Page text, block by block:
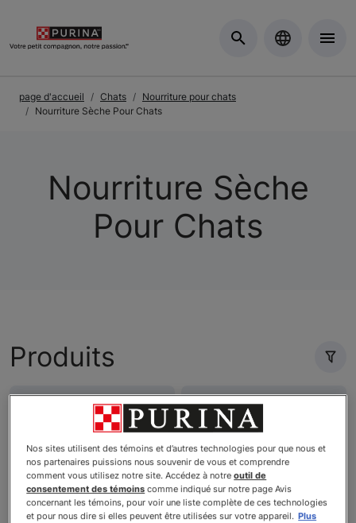
page d'accueil Chats
Nourriture pour chats
Nourriture Sèche Pour Chats
Nourriture Sèche
Pour Chats
Produits
Nouveau
Nos sites utilisent des témoins et d’autres technologies pour que nous et
nos partenaires puissions nous souvenir de vous et comprendre
comment vous utilisez notre site. Accédez à notreoutil de
consentement des témoins comme indiqué sur notre page Avis
concernant les témoins, pour voir une liste complète de ces technologies
et pour nous dire si elles peuvent être utilisées sur votre appareil. Plus